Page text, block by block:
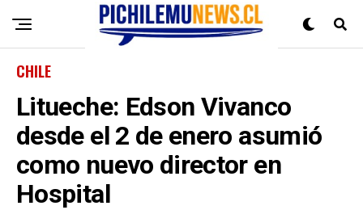
CHILE
Litueche: Edson Vivanco
desde el 2 de enero asumió
como nuevo director en
Hospital